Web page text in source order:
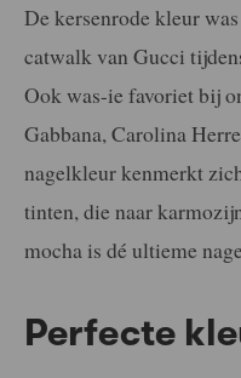
De kersenrode kleur
catwalk van Gucci
Ook was-ie favoriet bij
Gabbana, Carolina
nagelkleur kenmerkt
tinten, die naar
mocha is dé ultieme
Perfecte